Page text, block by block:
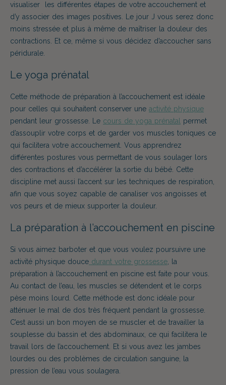
visualiser les différentes étapes de votre accouchement et
d’y associer des images positives. Le jour J vous serez donc
moins stressée et plus à même de maîtriser la douleur des
contractions.
Et ce, même si vous décidez d’accoucher sans
péridurale.
Le yoga prénatal
Cette méthode de préparation à l’accouchement est idéale
pour celles qui souhaitent conserver une activité physique
pendant leur grossesse. Le cours de yoga prénatal
permet
d’assouplir votre corps et de garder vos muscles toniques ce
qui facilitera votre accouchement. Vous apprendrez
différentes postures vous permettant de vous soulager lors
des contractions et d’accélérer la sortie du bébé. Cette
discipline met aussi l’accent sur les techniques de respiration
afin que vous soyez capable de canaliser vos angoisses et
vos peurs et de mieux supporter la douleur.
La préparation à l’accouchement en piscine
Si vous aimez barboter et que vous voulez poursuivre une
activité physique douce durant votre grossesse , la
préparation à l’accouchement en piscine est faite pour vous.
Au contact de l’eau, les muscles se détendent et le corps
pèse moins lourd. Cette méthode est donc idéale pour
atténuer le mal de dos très fréquent pendant la grossesse.
C’est aussi un bon moyen de se muscler et de travailler la
souplesse du bassin et des abdominaux, ce qui facilitera le
travail lors de l’accouchement. Et si vous avez les jambes
lourdes ou des problèmes de circulation sanguine, la
pression de l’eau vous soulagera.